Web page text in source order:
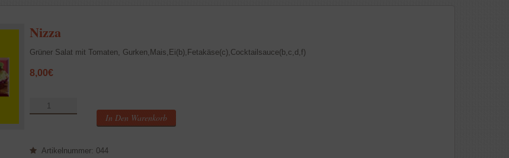
Nizza
Grüner Salat mit Tomaten, Gurken,Mais,Ei(b),Fetakäse(c),Cocktailsauce(b,c,d,f)
8,00€
Menge
In Den Warenkorb
Artikelnummer: 044